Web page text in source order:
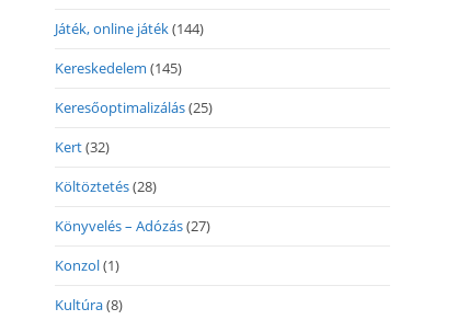
Játék, online játék(144)
Kereskedelem (145)
Keresőoptimalizálás(25)
Kert(32)
Költöztetés(28)
Könyvelés – Adózás(27)
Konzol(1)
Kultúra(8)